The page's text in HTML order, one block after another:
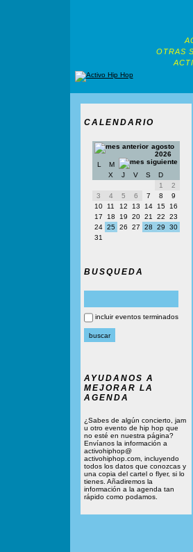
OTRAS
CALENDARIO
agosto
2026
L
M
X
J V S
D
1
2
3
4 5 6 7 8
9
10
11 12 13 14 15
16
17
18 19 20 21 22
23
24 25 26 27 28 29
30
31
BUSQUEDA
incluir eventos terminados
AYUDANOS A
MEJORAR LA
AGENDA
¿Sabes de algún concierto, jam
u otro evento de hip hop que
no esté en nuestra página?
Envíanos la información a
activohiphop@
activohiphop.com, incluyendo
todos los datos que conozcas y
una copia del cartel o flyer, si lo
tienes. Añadiremos la
información a la agenda tan
rápido como podamos.